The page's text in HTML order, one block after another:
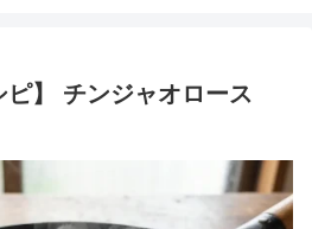
ピ】 チンジャオロース